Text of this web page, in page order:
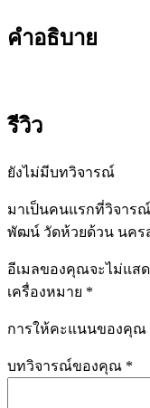
คำอธิบาย
รีวิว
ยังไม่มีบทวิจารณ์
มาเป็นคนแรกที่วิจาร
พัฒน์ วัดห้วยด้วน นคร
อีเมลของคุณจะไม่แส
เครื่องหมาย *
การให้คะแนนของคุณ
บทวิจารณ์ของคุณ *